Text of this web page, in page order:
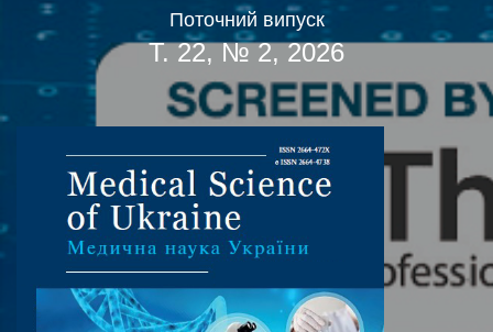
Поточний випуск
Т. 22, № 2, 2026